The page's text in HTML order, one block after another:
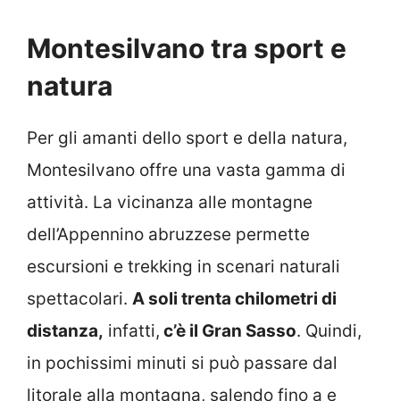
Montesilvano tra sport e
natura
Per gli amanti dello sport e della natura,
Montesilvano offre una vasta gamma di
attività. La vicinanza alle montagne
dell’Appennino abruzzese permette
escursioni e trekking in scenari naturali
spettacolari. A soli trenta chilometri di
distanza, infatti, c’è il Gran Sasso. Quindi,
in pochissimi minuti si può passare dal
litorale alla montagna, salendo fino a e